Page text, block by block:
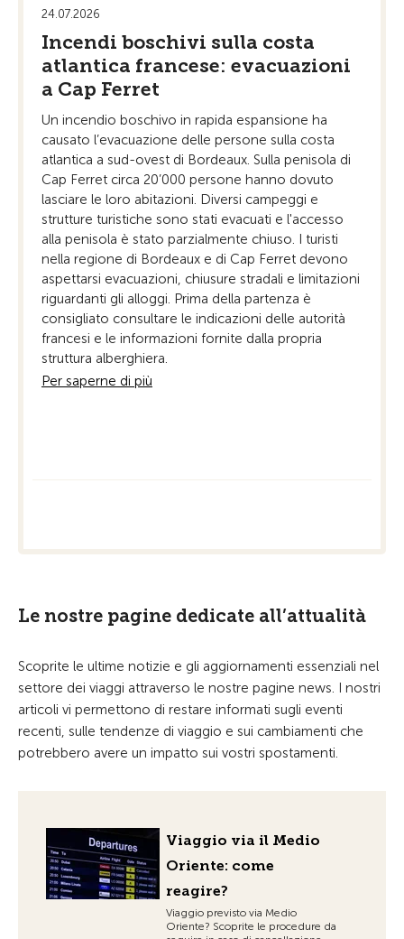
24.07.2026
Incendi boschivi sulla costa
atlantica francese: evacuazioni
a Cap Ferret
Un incendio boschivo in rapida espansione ha
causato l’evacuazione delle persone sulla costa
atlantica a sud-ovest di Bordeaux. Sulla penisola di
Cap Ferret circa 20’000 persone hanno dovuto
lasciare le loro abitazioni. Diversi campeggi e
strutture turistiche sono stati evacuati e l'accesso
alla penisola è stato parzialmente chiuso. I turisti
nella regione di Bordeaux e di Cap Ferret devono
aspettarsi evacuazioni, chiusure stradali e limitazioni
riguardanti gli alloggi. Prima della partenza è
consigliato consultare le indicazioni delle autorità
francesi e le informazioni fornite dalla propria
struttura alberghiera.
Per saperne di più
Le nostre pagine dedicate all’attualità
Scoprite le ultime notizie e gli aggiornamenti essenziali nel
settore dei viaggi attraverso le nostre pagine news. I nostri
articoli vi permettono di restare informati sugli eventi
recenti, sulle tendenze di viaggio e sui cambiamenti che
potrebbero avere un impatto sui vostri spostamenti.
Viaggio via il Medio
Oriente: come
reagire?
Viaggio previsto via Medio
Oriente? Scoprite le procedure da